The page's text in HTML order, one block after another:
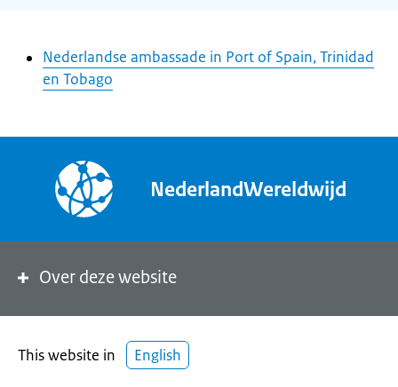
Nederlandse ambassade in Port of Spain, Trinidad
en Tobago
NederlandWereldwijd
Over deze website
This website in English